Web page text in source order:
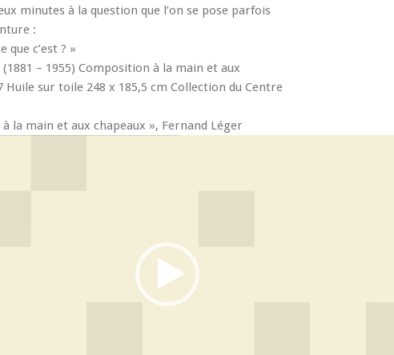
minutes à la question que l’on se pose parfois
:
que c’est ? »
– 1955) Composition à la main et aux
Huile sur toile 248 x 185,5 cm Collection du Centre
la main et aux chapeaux », Fernand Léger